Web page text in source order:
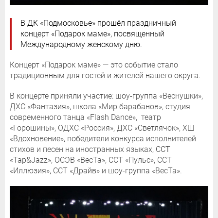
В ДК «Подмосковье» прошёл праздничный
концерт «Подарок маме», посвященный
Международному женскому дню.
Концерт «Подарок маме» — это событие стало
традиционным для гостей и жителей нашего округа.
В концерте приняли участие: шоу-группа «Веснушки»,
ДХС «Фантазия», школа «Мир барабанов», студия
современного танца «Flash Dance», театр
«Горошины», ОДХС «Россия», ДХС «Светлячок», ХШ
«Вдохновение», победители конкурса исполнителей
стихов и песен на иностранных языках, ССТ
«Tap&Jazz», ОСЭВ «ВесТа», ССТ «Пульс», ССТ
«Иллюзия», ССТ «Драйв» и шоу-группа «ВесТа».